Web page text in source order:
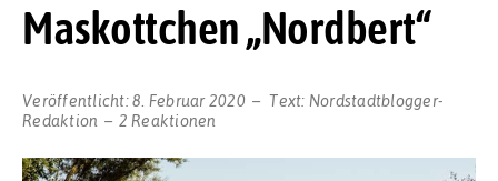
Maskottchen „Nordbert“
Veröffentlicht:8. Februar 2020 Text: Nordstadtblogger-
Redaktion
2 Reaktionen